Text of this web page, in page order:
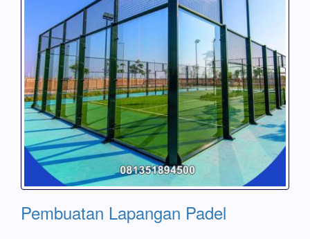
Pembuatan Lapangan Padel